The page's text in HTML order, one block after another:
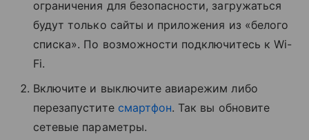
ограничения для безопасности, загружаться
будут только сайты и приложения из «белого
списка». По возможности подключитесь к Wi-
Fi.
Включите и выключите авиарежим либо
перезапустите смартфон. Так вы обновите
сетевые параметры.